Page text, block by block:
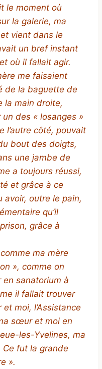
le moment où
la galerie, ma
vient dans le
un bref instant
où il fallait agir.
me faisaient
de la baguette de
la main droite,
des « losanges »
l’autre côté, pouvait
bout des doigts,
une jambe de
a toujours réussi,
et grâce à ce
avoir, outre le pain,
qu’il
grâce à
ma mère
», comme on
sanatorium à
il fallait trouver
moi, l’Assistance
sœur et moi en
les-Yvelines, ma
Ce fut la grande
».